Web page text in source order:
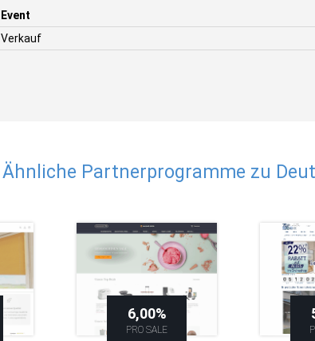
Event
Verkauf
Ähnliche Partnerprogramme zu
6,00%
PRO SALE